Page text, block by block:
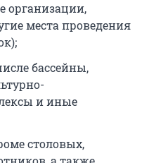
организации,
места проведения
бассейны,
и иные
столовых,